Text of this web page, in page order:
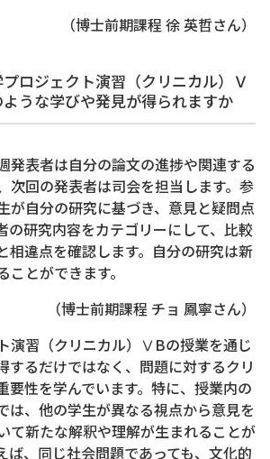
（博士前期課程 徐 英哲さん）
ロジェクト演習（クリニカル）Ｖ
うな学びや発見が得られますか
発表者は自分の論文の進捗や関連する
次回の発表者は司会を担当します。参
が自分の研究に基づき、意見と疑問点
の研究内容をカテゴリーにして、比較
相違点を確認します。自分の研究は新
ことができます。
（博士前期課程 チョ 鳳寧さん）
演習（クリニカル）ⅤBの授業を通じ
するだけではなく、問題に対するクリ
要性を学んでいます。特に、授業内の
は、他の学生が異なる視点から意見を
て新たな解釈や理解が生まれることが
ば、同じ社会問題であっても、文化的